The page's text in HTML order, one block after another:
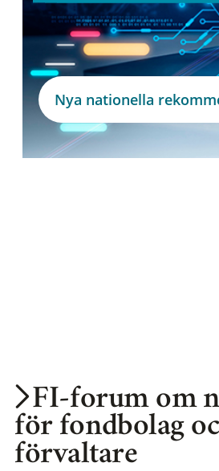
Nya nationella
FI-forum om
för fondbolag
förvaltare